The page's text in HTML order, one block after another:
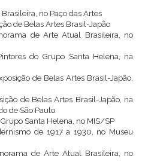
no Paço das Artes
de Belas Artes Brasil-Japão
de Arte Atual Brasileira, no
do Grupo Santa Helena, na
de Belas Artes Brasil-Japão,
de Belas Artes Brasil-Japão, na
de São Paulo
Santa Helena, no MIS/SP
de 1917 a 1930, no Museu
de Arte Atual Brasileira, no